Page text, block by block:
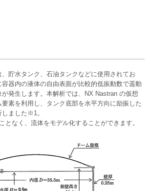
貯水タンク、石油タンクなどに使用されてお
器内の液体の自由表面が比較的低振動数で遥動
発生します。本解析では、NX Nastran の仮想
素を利用し、タンク底部を水平方向に励振した
ました※1。
となく、流体をモデル化することができます。